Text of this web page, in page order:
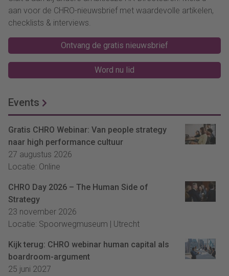
aan voor de CHRO-nieuwsbrief met waardevolle artikelen,
checklists & interviews.
Ontvang de gratis nieuwsbrief
Word nu lid
Events
Gratis CHRO Webinar: Van people strategy
naar high performance cultuur
27 augustus 2026
Locatie: Online
CHRO Day 2026 – The Human Side of
Strategy
23 november 2026
Locatie: Spoorwegmuseum | Utrecht
Kijk terug: CHRO webinar human capital als
boardroom-argument
25 juni 2027